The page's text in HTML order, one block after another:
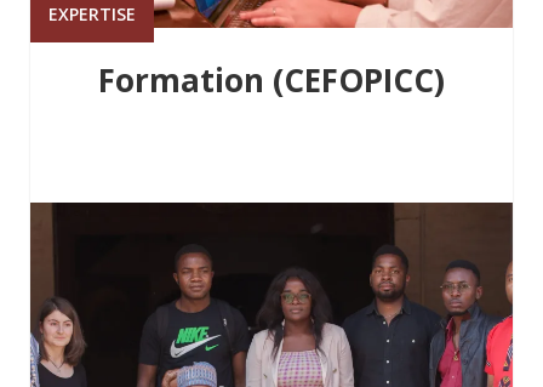
EXPERTISE
Formation (CEFOPICC)